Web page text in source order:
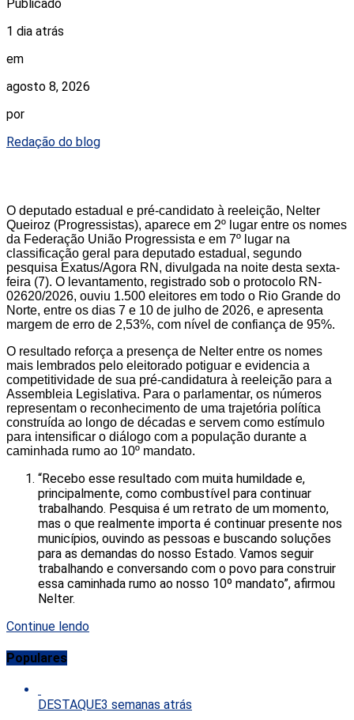
Publicado
1 dia atrás
em
agosto 8, 2026
por
Redação do blog
O deputado estadual e pré-candidato à reeleição, Nelter
Queiroz (Progressistas), aparece em 2º lugar entre os nomes
da Federação União Progressista e em 7º lugar na
classificação geral para deputado estadual, segundo
pesquisa Exatus/Agora RN, divulgada na noite desta sexta-
feira (7). O levantamento, registrado sob o protocolo RN-
02620/2026, ouviu 1.500 eleitores em todo o Rio Grande do
Norte, entre os dias 7 e 10 de julho de 2026, e apresenta
margem de erro de 2,53%, com nível de confiança de 95%.
O resultado reforça a presença de Nelter entre os nomes
mais lembrados pelo eleitorado potiguar e evidencia a
competitividade de sua pré-candidatura à reeleição para a
Assembleia Legislativa. Para o parlamentar, os números
representam o reconhecimento de uma trajetória política
construída ao longo de décadas e servem como estímulo
para intensificar o diálogo com a população durante a
caminhada rumo ao 10º mandato.
“Recebo esse resultado com muita humildade e,
principalmente, como combustível para continuar
trabalhando. Pesquisa é um retrato de um momento,
mas o que realmente importa é continuar presente nos
municípios, ouvindo as pessoas e buscando soluções
para as demandas do nosso Estado. Vamos seguir
trabalhando e conversando com o povo para construir
essa caminhada rumo ao nosso 10º mandato”, afirmou
Nelter.
Continue lendo
Populares
DESTAQUE3 semanas atrás